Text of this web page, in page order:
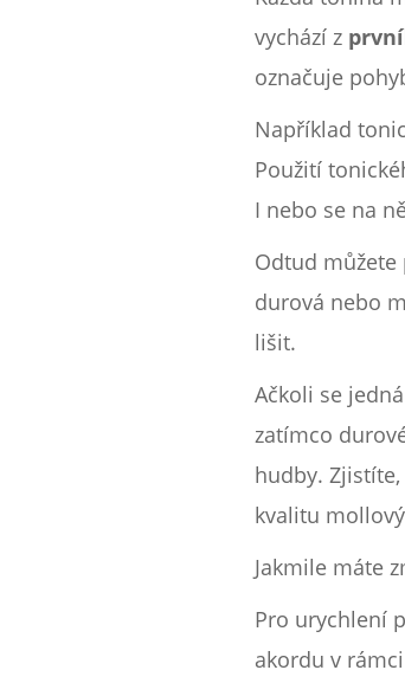
vychází z
označuje
Například
Použití
I nebo se na
Odtud
durová nebo
lišit.
Ačkoli se
zatímco
hudby.
kvalitu
Jakmile máte
Pro urychlení
akordu v